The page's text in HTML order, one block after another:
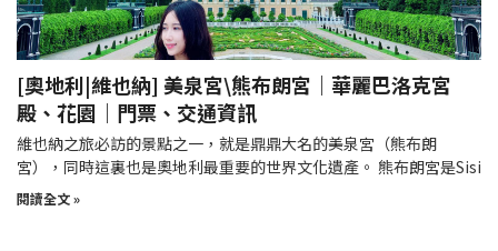
[奧地利|維也納] 美泉宮\熊布朗宮｜華麗巴洛克宮
殿、花園｜門票、交通資訊
維也納之旅必訪的景點之一，就是鼎鼎大名的美泉宮（熊布朗
宮），同時這裏也是奧地利最重要的世界文化遺產。 熊布朗宮是Sisi
閱讀全文 »